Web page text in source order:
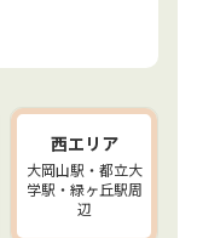
西エリア
大岡山駅・都立大
学駅・緑ヶ丘駅周
辺